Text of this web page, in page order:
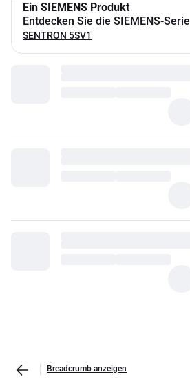
Ein SIEMENS Produkt
Entdecken Sie die SIEMENS-Serie
SENTRON 5SV1
Breadcrumb anzeigen